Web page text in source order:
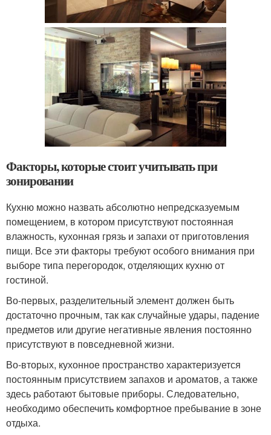
Факторы, которые стоит учитывать при
зонировании
Кухню можно назвать абсолютно непредсказуемым
помещением, в котором присутствуют постоянная
влажность, кухонная грязь и запахи от приготовления
пищи. Все эти факторы требуют особого внимания при
выборе типа перегородок, отделяющих кухню от
гостиной.
Во-первых, разделительный элемент должен быть
достаточно прочным, так как случайные удары, падение
предметов или другие негативные явления постоянно
присутствуют в повседневной жизни.
Во-вторых, кухонное пространство характеризуется
постоянным присутствием запахов и ароматов, а также
здесь работают бытовые приборы. Следовательно,
необходимо обеспечить комфортное пребывание в зоне
отдыха.